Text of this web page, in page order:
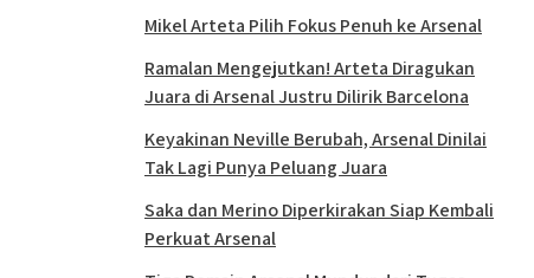
Mikel Arteta Pilih Fokus Penuh ke Arsenal
Ramalan Mengejutkan! Arteta Diragukan
Juara di Arsenal Justru Dilirik Barcelona
Keyakinan Neville Berubah, Arsenal Dinilai
Tak Lagi Punya Peluang Juara
Saka dan Merino Diperkirakan Siap Kembali
Perkuat Arsenal